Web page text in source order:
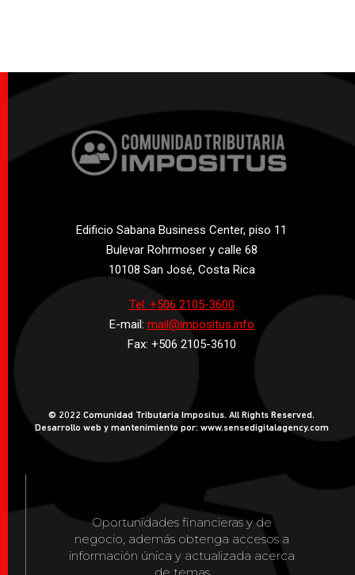
Edificio Sabana Business Center, piso 11
Bulevar Rohrmoser y calle 68
10108 San José, Costa Rica
Tel: +506 2105-3600
E-mail: mail@impositus.info
Fax: +506 2105-3610
© 2022 Comunidad Tributaria Impositus. All Rights Reserved.
Desarrollo web y mantenimiento por: www.sensedigitalagency.com
Oportunidades financieras y de
negocio, además obtenga accesos a
información única y actualizada acerca